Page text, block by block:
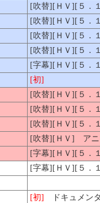
[吹替][ＨＶ][５．
[吹替][ＨＶ][５．
[吹替][ＨＶ][５．
[吹替][ＨＶ][５．
[字幕][ＨＶ][５．
[初]
[吹替][ＨＶ][５．
[吹替][ＨＶ][５．
[吹替][ＨＶ][５．
[吹替][ＨＶ] アニ
[字幕][ＨＶ][５．
[字幕][ＨＶ][５．
[初] ドキュメン